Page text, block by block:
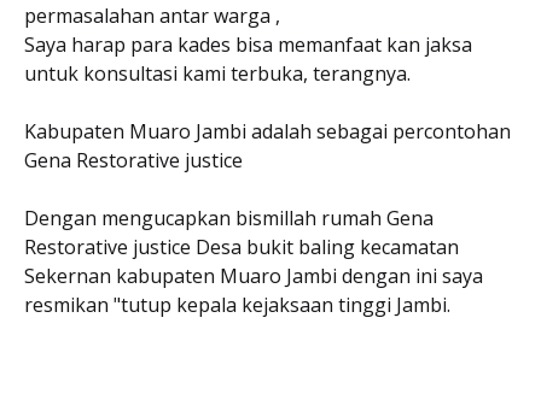
permasalahan antar warga ,
Saya harap para kades bisa memanfaat kan jaksa
untuk konsultasi kami terbuka, terangnya.
Kabupaten Muaro Jambi adalah sebagai percontohan
Gena Restorative justice
Dengan mengucapkan bismillah rumah Gena
Restorative justice Desa bukit baling kecamatan
Sekernan kabupaten Muaro Jambi dengan ini saya
resmikan "tutup kepala kejaksaan tinggi Jambi.